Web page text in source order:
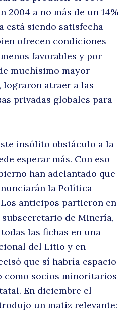
2004 a no más de un 14%
está siendo satisfecha
ofrecen condiciones
favorables y por
muchísimo mayor
lograron atraer a las
privadas globales para
insólito obstáculo a la
esperar más. Con eso
han adelantado que
la Política
anticipos partieron en
de Minería,
las fichas en una
del Litio y en
que sí habría espacio
como socios minoritarios
En diciembre el
un matiz relevante: